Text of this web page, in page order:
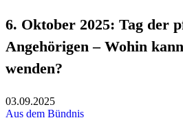
6. Oktober 2025: Tag der
Angehörigen – Wohin
wenden?
03.09.2025
Aus dem Bündnis